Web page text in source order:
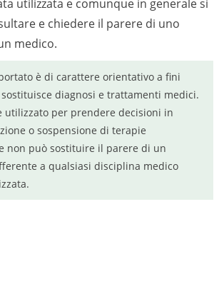
utilizzata e comunque in generale si
e chiedere il parere di uno
medico.
è di carattere orientativo a fini
diagnosi e trattamenti medici.
utilizzato per prendere decisioni in
o sospensione di terapie
non può sostituire il parere di un
a qualsiasi disciplina medico